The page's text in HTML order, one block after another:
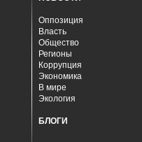
Оппозиция
Власть
Общество
Регионы
Коррупция
Экономика
В мире
Экология
БЛОГИ